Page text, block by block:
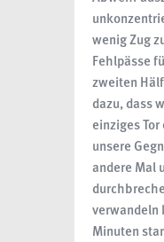
wenig Zug
Fehlpässe
zweiten
dazu, dass
einziges
unsere
andere Mal
verwandeln
Minuten